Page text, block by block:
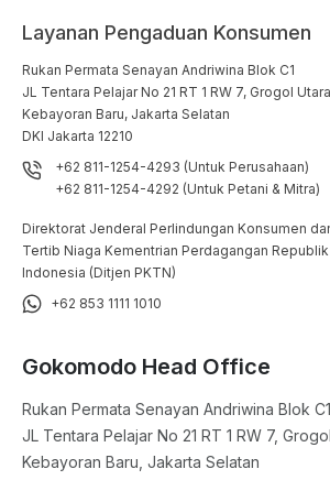
Layanan Pengaduan Konsumen
Rukan Permata Senayan Andriwina Blok C1
JL Tentara Pelajar No 21 RT 1 RW 7, Grogol Utara
Kebayoran Baru, Jakarta Selatan
DKI Jakarta 12210
+62 811-1254-4293 (Untuk Perusahaan)
+62 811-1254-4292 (Untuk Petani & Mitra)
Direktorat Jenderal Perlindungan Konsumen
Tertib Niaga Kementrian Perdagangan Republik
Indonesia (Ditjen PKTN)
+62 853 1111 1010
Gokomodo Head Office
Rukan Permata Senayan Andriwina Blok C1
JL Tentara Pelajar No 21 RT 1 RW 7,
Kebayoran Baru, Jakarta Selatan